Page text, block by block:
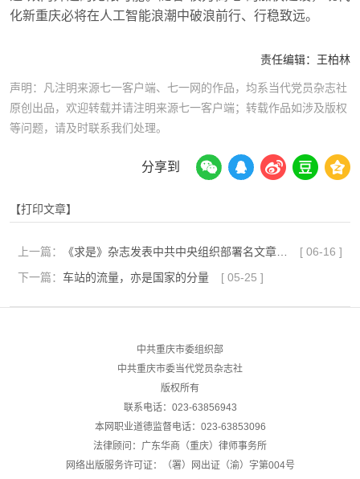
化新重庆必将在人工智能浪潮中破浪前行、行稳致远。
责任编辑： 王柏林
声明：凡注明来源七一客户端、七一网的作品，均系当代党员杂志社
原创出品，欢迎转载并请注明来源七一客户端；转载作品如涉及版权
等问题，请及时联系我们处理。
分享到
【打印文章】
上一篇： 《求是》杂志发表中共中央组织部署名文章《以体制机制改革激发人才创新创造活力》 [ 06-16 ]
下一篇： 车站的流量，亦是国家的分量 [ 05-25 ]
中共重庆市委组织部
中共重庆市委当代党员杂志社
版权所有
联系电话：023-63856943
本网职业道德监督电话：023-63853096
法律顾问：广东华商（重庆）律师事务所
网络出版服务许可证：（署）网出证（渝）字第004号